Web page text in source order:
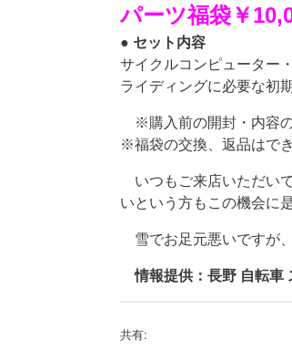
パーツ福袋￥
● セット内容
サイクルコンピューター
ライディングに必要な初
※購入前の開封・内容
※福袋の交換、返品はで
いつもご来店いただい
いという方もこの機会に
雪でお足元悪いですが
情報提供：長野 自転車
共有: